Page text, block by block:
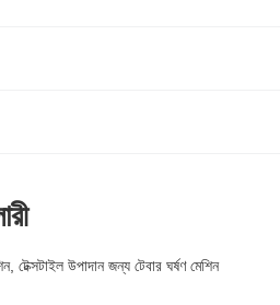
টেক্সটাইল উপাদান জন্য টেবার ঘর্ষণ মেশিন